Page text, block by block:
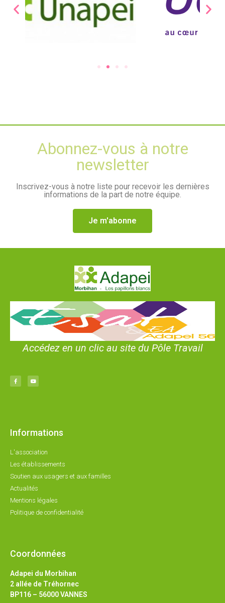
Abonnez-vous à notre
newsletter
Inscrivez-vous à notre liste pour recevoir les dernières
informations de la part de notre équipe.
Je m'abonne
Accédez en un clic au site du Pôle Travail
Informations
L'association
Les établissements
Soutien aux usagers et aux familles
Actualités
Mentions légales
Politique de confidentialité
Coordonnées
Adapei du Morbihan
2 allée de Tréhornec
BP116 – 56000 VANNES